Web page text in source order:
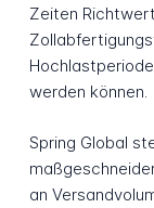
Zeiten
werden können.
Spring Global
an